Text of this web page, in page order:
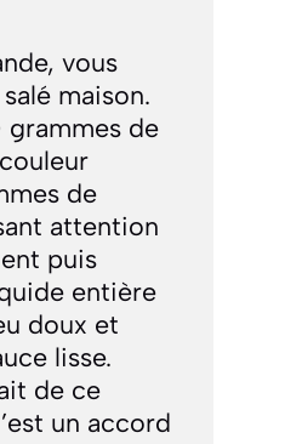
vous
maison.
grammes de
de
attention
puis
entière
doux et
lisse.
de ce
un accord